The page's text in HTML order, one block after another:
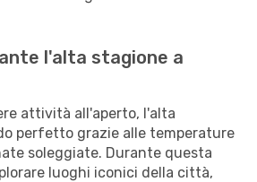
l'alta stagione a
attività all'aperto, l'alta
perfetto grazie alle temperature
soleggiate. Durante questa
luoghi iconici della città,